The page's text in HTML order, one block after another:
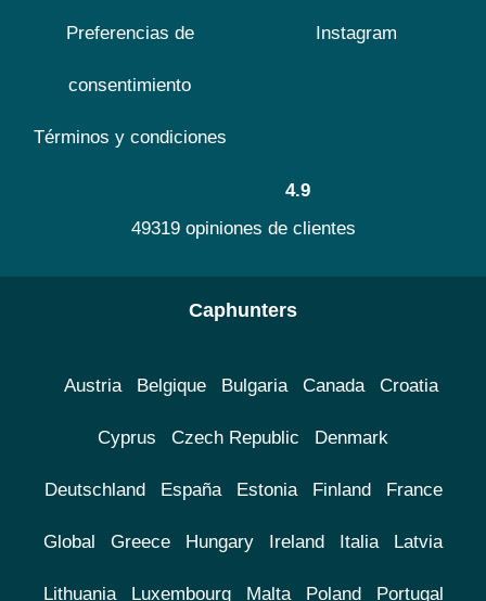
Preferencias de
consentimiento
Términos y condiciones
Instagram
4.9
49319 opiniones de clientes
Caphunters
Austria Belgique Bulgaria Canada Croatia
Cyprus Czech Republic Denmark
Deutschland España Estonia Finland France
Global Greece Hungary Ireland Italia Latvia
Lithuania Luxembourg Malta Poland Portugal